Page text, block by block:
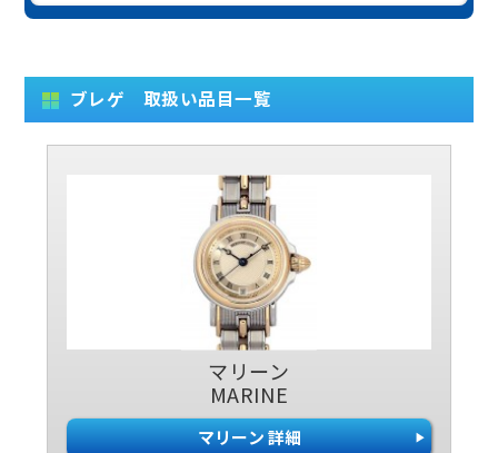
ブレゲ 取扱い品目一覧
マリーン
MARINE
マリーン 詳細